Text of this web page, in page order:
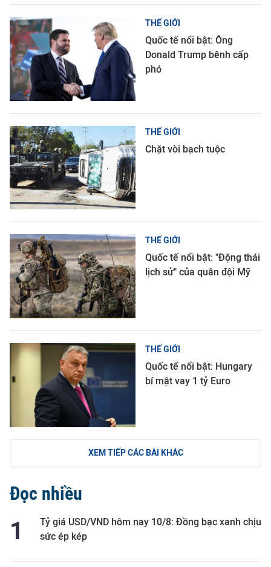
THẾ GIỚI
Quốc tế nổi bật: Ông
Donald Trump bênh cấp
phó
THẾ GIỚI
Chặt vòi bạch tuộc
THẾ GIỚI
Quốc tế nổi bật: "Động thái
lịch sử" của quân đội Mỹ
THẾ GIỚI
Quốc tế nổi bật: Hungary
bí mật vay 1 tỷ Euro
XEM TIẾP CÁC BÀI KHÁC
Đọc nhiều
Tỷ giá USD/VND hôm nay 10/8: Đồng bạc xanh chịu
sức ép kép